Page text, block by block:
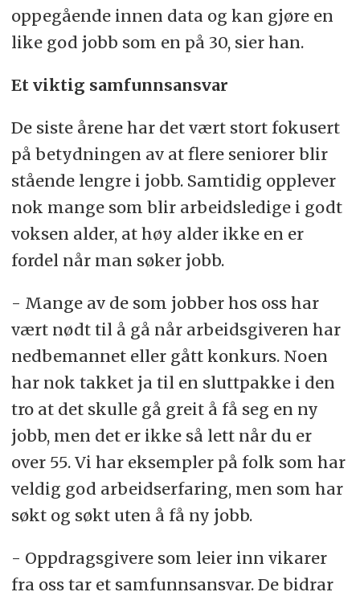
oppegående innen data og kan gjøre en
like god jobb som en på 30, sier han.
Et viktig samfunnsansvar
De siste årene har det vært stort fokusert
på betydningen av at flere seniorer blir
stående lengre i jobb. Samtidig opplever
nok mange som blir arbeidsledige i godt
voksen alder, at høy alder ikke en er
fordel når man søker jobb.
- Mange av de som jobber hos oss har
vært nødt til å gå når arbeidsgiveren har
nedbemannet eller gått konkurs. Noen
har nok takket ja til en sluttpakke i den
tro at det skulle gå greit å få seg en ny
jobb, men det er ikke så lett når du er
over 55. Vi har eksempler på folk som har
veldig god arbeidserfaring, men som har
søkt og søkt uten å få ny jobb.
- Oppdragsgivere som leier inn vikarer
fra oss tar et samfunnsansvar. De bidrar